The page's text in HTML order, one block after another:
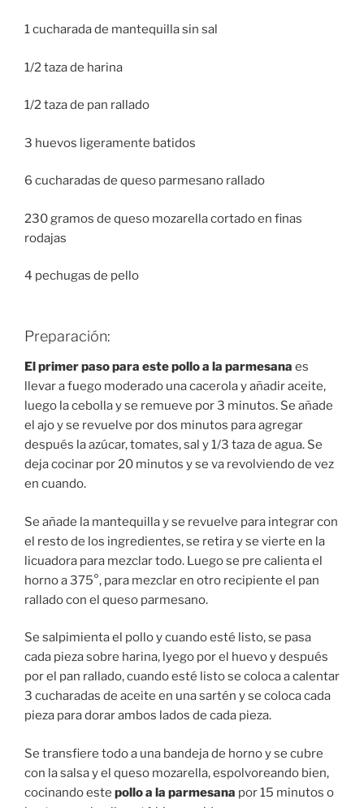
1 cucharada de mantequilla sin sal
1/2 taza de harina
1/2 taza de pan rallado
3 huevos ligeramente batidos
6 cucharadas de queso parmesano rallado
230 gramos de queso mozarella cortado en finas
rodajas
4 pechugas de pello
Preparación:
El primer paso para este pollo a la parmesana es
llevar a fuego moderado una cacerola y añadir aceite,
luego la cebolla y se remueve por 3 minutos. Se añade
el ajo y se revuelve por dos minutos para agregar
después la azúcar, tomates, sal y 1/3 taza de agua. Se
deja cocinar por 20 minutos y se va revolviendo de vez
en cuando.
Se añade la mantequilla y se revuelve para integrar con
el resto de los ingredientes, se retira y se vierte en la
licuadora para mezclar todo. Luego se pre calienta el
horno a 375°, para mezclar en otro recipiente el pan
rallado con el queso parmesano.
Se salpimienta el pollo y cuando esté listo, se pasa
cada pieza sobre harina, lyego por el huevo y después
por el pan rallado, cuando esté listo se coloca a calentar
3 cucharadas de aceite en una sartén y se coloca cada
pieza para dorar ambos lados de cada pieza.
Se transfiere todo a una bandeja de horno y se cubre
con la salsa y el queso mozarella, espolvoreando bien,
cocinando este pollo a la parmesana por 15 minutos o